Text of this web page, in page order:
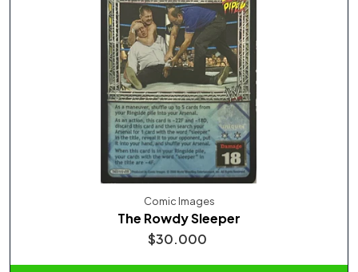
Comic Images
The Rowdy Sleeper
$30.000